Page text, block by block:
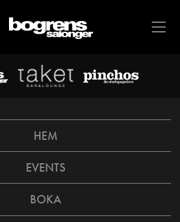
HEM
EVENTS
BOKA